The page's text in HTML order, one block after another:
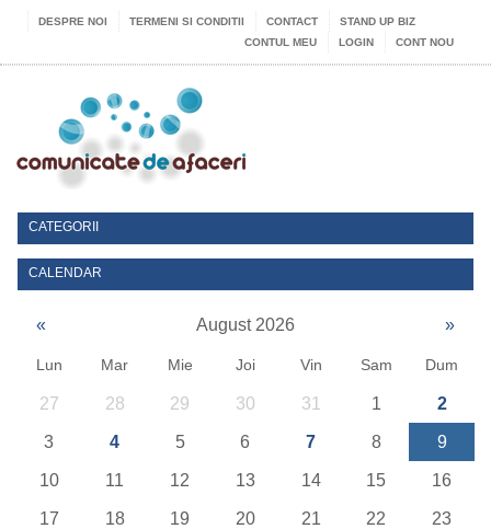
DESPRE NOI TERMENI SI CONDITII CONTACT
STAND UP BIZ
CONTUL MEU
LOGIN CONT NOU
CATEGORII
CALENDAR
« August 2026 »
Lun Mar Mie Joi Vin Sam Dum
27 28 29 30 31 1 2
3 4 5 6 7 8 9
10 11 12 13 14 15 16
17 18 19 20 21 22 23